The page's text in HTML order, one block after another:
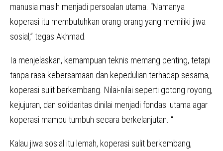
manusia masih menjadi persoalan utama. “Namanya
koperasi itu membutuhkan orang-orang yang memiliki jiwa
sosial,” tegas Akhmad.
Ia menjelaskan, kemampuan teknis memang penting, tetapi
tanpa rasa kebersamaan dan kepedulian terhadap sesama,
koperasi sulit berkembang. Nilai-nilai seperti gotong royong,
kejujuran, dan solidaritas dinilai menjadi fondasi utama agar
koperasi mampu tumbuh secara berkelanjutan. “
Kalau jiwa sosial itu lemah, koperasi sulit berkembang,